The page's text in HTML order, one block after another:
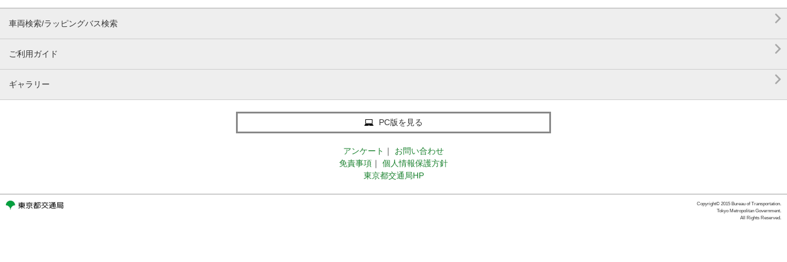
車両検索/ラッピングバス検索 
ご利用ガイド 
ギャラリー 
PC版を見る
アンケート ｜
お問い合わせ
免責事項 ｜
個人情報保護方針
東京都交通局HP
Copyright© 2015 Bureau of Transportation.
Tokyo Metropolitan Government.
All Rights Reserved.